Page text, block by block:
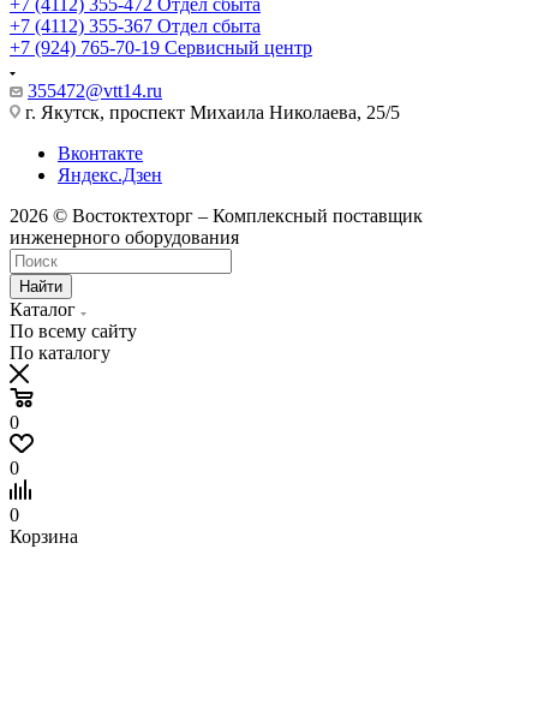
+7 (4112) 355-367 Отдел сбыта
+7 (924) 765-70-19 Сервисный центр
355472@vtt14.ru
г. Якутск, проспект Михаила Николаева, 25/5
Вконтакте
Яндекс.Дзен
2026 © Востоктехторг – Комплексный поставщик
инженерного оборудования
Найти
Каталог
По всему сайту
По каталогу
0
0
0
Корзина